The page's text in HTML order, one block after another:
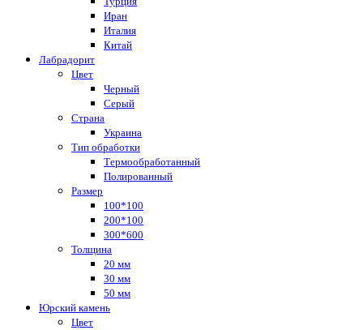
Иран
Италия
Китай
Лабрадорит
Цвет
Черный
Серый
Страна
Украина
Тип обработки
Термообработанный
Полированный
Размер
100*100
200*100
300*600
Толщина
20 мм
30 мм
50 мм
Юрский камень
Цвет